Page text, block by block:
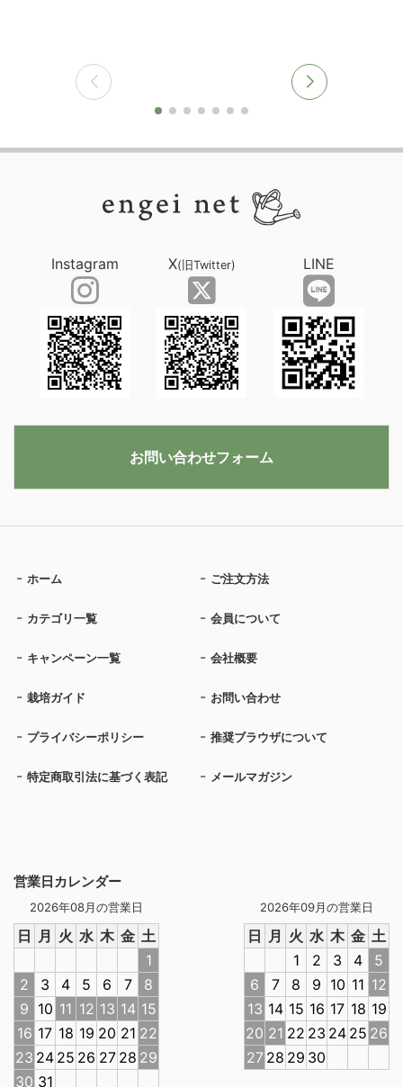
営業日カレンダー
2026年08月の営業日
日 月 火 水 木 金 土
1
2
3 4 5 6 7
8
9 10 11 12 13 14 15
16 17 18 19 20 21 22
23 24 25 26 27 28 29
30 31
2026年09月の営業日
日 月 火 水 木 金 土
1
2 3 4
5
6
7 8 9 10 11 12
13 14 15 16 17 18 19
20 21 22 23 24 25 26
27 28 29 30
ホーム ご注文方法
カテゴリ一覧 会員について
キャンペーン一覧 会社概要
栽培ガイド お問い合わせ
プライバシーポリシー 推奨ブラウザについて
特定商取引法に基づく表記 メールマガジン
Instagram X(旧Twitter) LINE
お問い合わせフォーム